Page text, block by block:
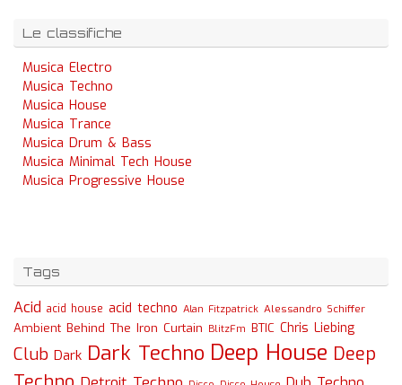
Le classifiche
Musica Electro
Musica Techno
Musica House
Musica Trance
Musica Drum & Bass
Musica Minimal Tech House
Musica Progressive House
Tags
Acid acid house acid techno Alan Fitzpatrick Alessandro Schiffer
Ambient Behind The Iron Curtain BlitzFm BTIC Chris Liebing
Club Dark Dark Techno Deep House Deep